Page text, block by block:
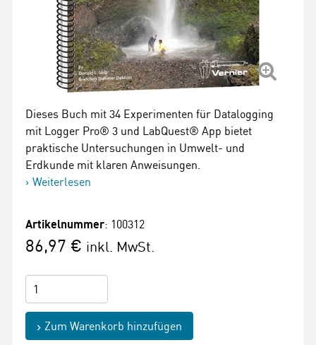
Dieses Buch mit 34 Experimenten für Datalogging
mit Logger Pro® 3 und LabQuest® App bietet
praktische Untersuchungen in Umwelt- und
Erdkunde mit klaren Anweisungen.
Weiterlesen
Artikelnummer: 100312
86,97 € inkl. MwSt.
Zum Warenkorb hinzufügen